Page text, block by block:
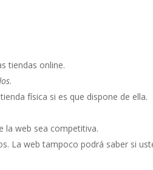
tiendas online.
.
física si es que dispone de ella.
la web sea competitiva.
La web tampoco podrá saber si